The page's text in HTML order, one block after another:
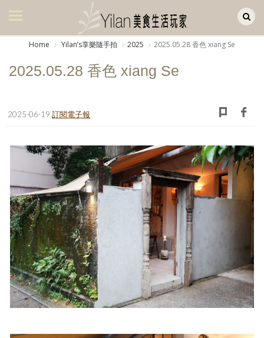
美食集
生活風
日記簿
餐桌週記
享樂隨手拍
照相簿
影音區
Home Yilanʼs享樂隨手拍 2025 2025.05.28 香色 xiang Se
2025.05.28 香色 xiang Se
2025-06-19 訂閱電子報